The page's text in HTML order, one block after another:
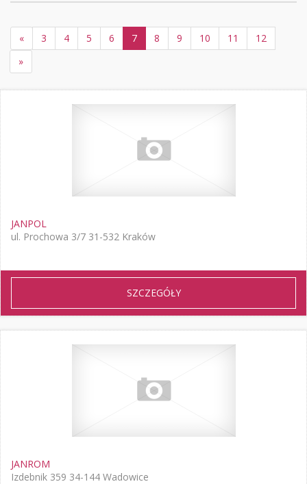
« 3 4 5 6 7 8 9 10 11
12
»
JANPOL
ul. Prochowa 3/7 31-532 Kraków
SZCZEGÓŁY
JANROM
Izdebnik 359 34-144 Wadowice